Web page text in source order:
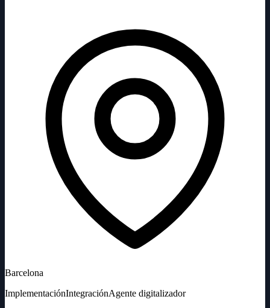
Barcelona
ImplementaciónIntegraciónAgente digitalizador